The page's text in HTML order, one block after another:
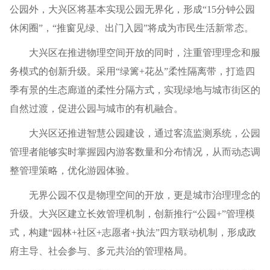
公园外，大兴区将基本实现公园无界化，形成“15分钟公园
休闲圈”，“推窗见绿、出门入园”将成为市民生活新常态。
大兴区在推进物理空间开放的同时，注重管理理念和服
务模式的创新升级。采用“绿篱+花丛”柔性隔离带，打造四
季有景的生态廊道的柔性分隔方式，实现绿地与城市街区的
自然过渡，促进公园与城市的有机融合。
大兴区还推进智慧公园建设，通过客流监测系统，公园
管理者能够实时掌握园内游客数量和分布情况，从而动态调
整管理策略，优化游园体验。
无界公园不仅是物理空间的开放，更是城市治理理念的
升级。大兴区建立长效管理机制，创新推行“公园+”管理模
式，构建“园林+社区+志愿者+执法”四方联动机制，形成政
府主导、社会参与、多元共治的管理格局。